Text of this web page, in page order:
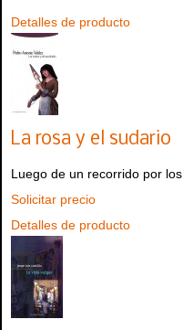
Detalles de producto
La rosa y el sudario
Luego de un recorrido por
Solicitar precio
Detalles de producto